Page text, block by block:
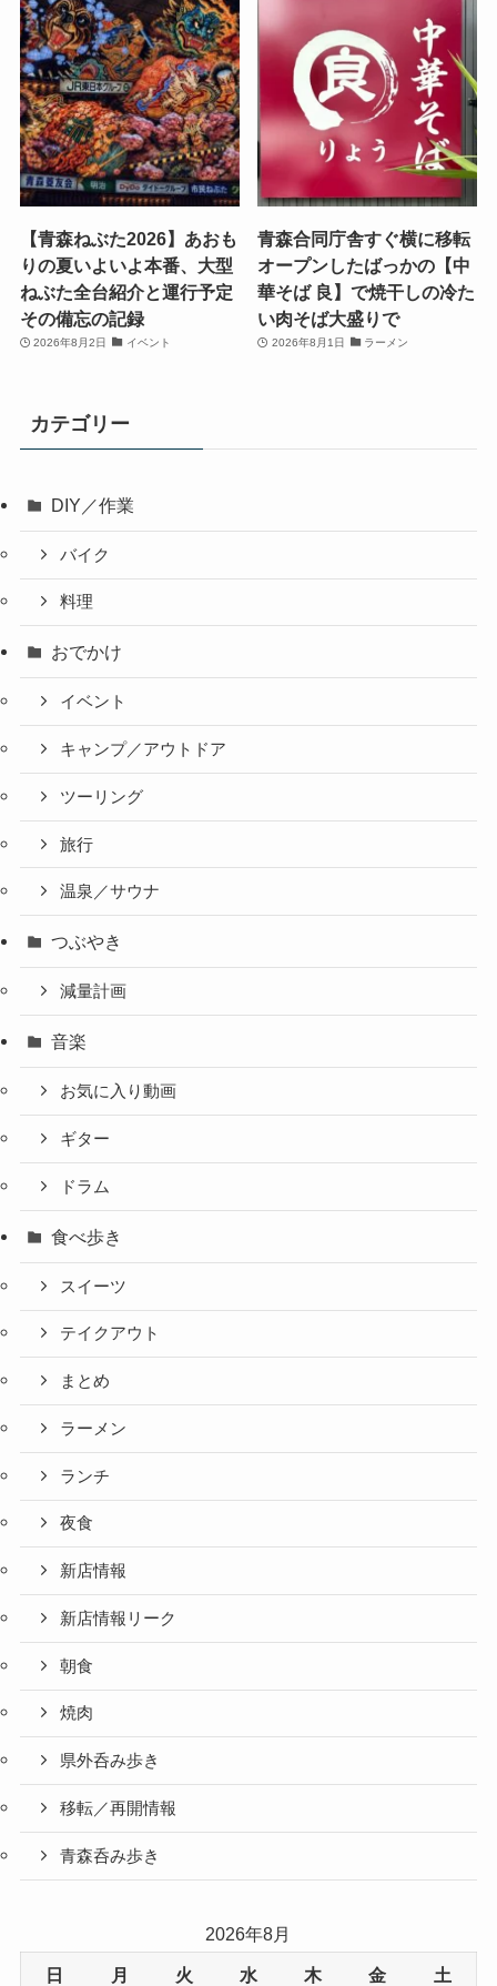
【青森ねぶた2026】あおも
りの夏いよいよ本番、大型
ねぶた全台紹介と運行予定
その備忘の記録
2026年8月2日 イベント
青森合同庁舎すぐ横に移転
オープンしたばっかの【中
華そば 良】で焼干しの冷た
い肉そば大盛りで
2026年8月1日 ラーメン
カテゴリー
DIY／作業
バイク
料理
おでかけ
イベント
キャンプ／アウトドア
ツーリング
旅行
温泉／サウナ
つぶやき
減量計画
音楽
お気に入り動画
ギター
ドラム
食べ歩き
スイーツ
テイクアウト
まとめ
ラーメン
ランチ
夜食
新店情報
新店情報リーク
朝食
焼肉
県外呑み歩き
移転／再開情報
青森呑み歩き
2026年8月
日 月 火 水 木 金 土